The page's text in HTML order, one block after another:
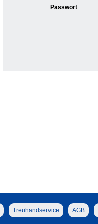
Passwort
Treuhandservice AGB